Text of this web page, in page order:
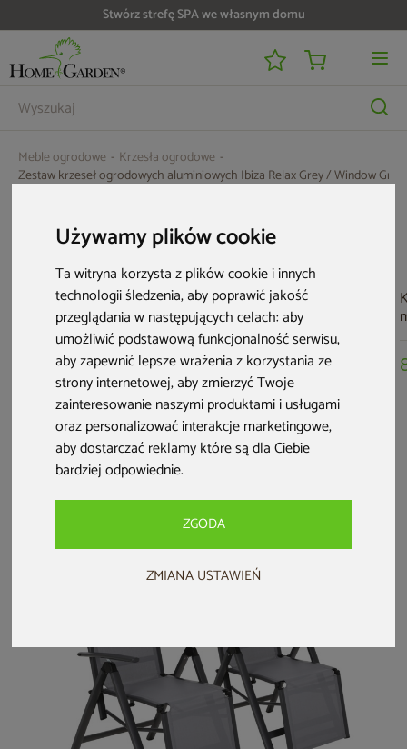
Używamy plików cookie
Ta witryna korzysta z plików cookie i innych
technologii śledzenia, aby poprawić jakość
przeglądania w następujących celach:aby
umożliwić podstawową funkcjonalność serwisu,
aby zapewnić lepsze wrażenia z korzystania ze
strony internetowej,aby zmierzyć Twoje
zainteresowanie naszymi produktami i usługami
oraz personalizować interakcje marketingowe,
aby dostarczać reklamy które są dla Ciebie
bardziej odpowiednie.
ZGODA
ZMIANA USTAWIEŃ
Stwórz strefę SPA we własnym domu
Meble ogrodowe
Krzesła ogrodowe
Zestaw krzeseł ogrodowych aluminiowych Ibiza Relax Grey / Window Grey
Krzesło ogrodowe
aluminiowe Ibiza
Grey / Window
Krzesło ogrodowe
Lomi Grey
Krzesło ogrodowe
metalowe
Casablanca Silver /